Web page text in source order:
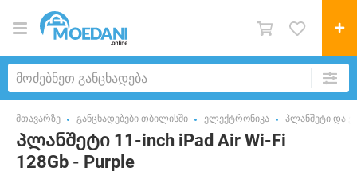
მთავარზე განცხადებები თბილისში ელექტრონიკა პლანშეტი და
Პლანშეტი 11-inch iPad Air Wi-Fi
128Gb - Purple